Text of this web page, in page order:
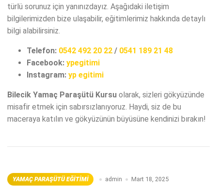
türlü sorunuz için yanınızdayız. Aşağıdaki iletişim
bilgilerimizden bize ulaşabilir, eğitimlerimiz hakkında detaylı
bilgi alabilirsiniz.
Telefon: 0542 492 20 22 / 0541 189 21 48
Facebook: ypegitimi
Instagram: yp egitimi
Bilecik Yamaç Paraşütü Kursu olarak, sizleri gökyüzünde
misafir etmek için sabırsızlanıyoruz. Haydi, siz de bu
maceraya katılın ve gökyüzünün büyüsüne kendinizi bırakın!
YAMAÇ PARAŞÜTÜ EĞITIMI admin Mart 18, 2025